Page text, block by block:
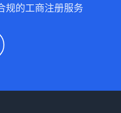
规的工商注册服务